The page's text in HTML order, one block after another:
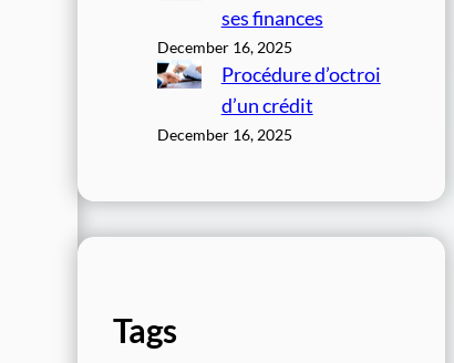
ses finances
December 16, 2025
Procédure d’octroi
d’un crédit
December 16, 2025
Tags